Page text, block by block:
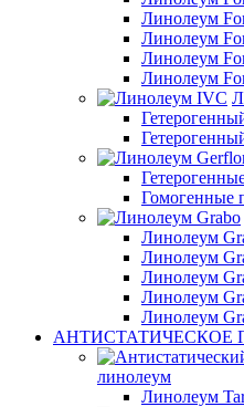
Линолеум
Линолеум
Линолеум
Линолеум
Гомогенные
Линолеум
Линолеум
Линолеум
Линолеум
Линолеум
АНТИСТАТИЧЕСКОЕ
линолеум
Линолеум